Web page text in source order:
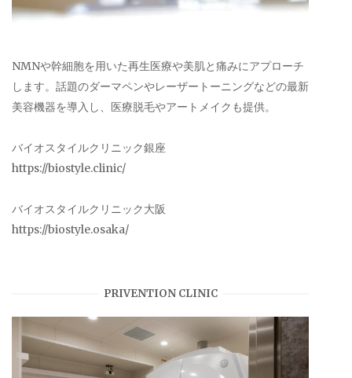
NMNや幹細胞を用いた再生医療や美肌と痛みにアプローチ
します。話題のダーマペンやレーザートーニングなどの最新
美容機器を導入し、医療脱毛やアートメイクも提供。
バイオスタイルクリニック銀座
https://biostyle.clinic/
バイオスタイルクリニック大阪
https://biostyle.osaka/
PRIVENTION CLINIC